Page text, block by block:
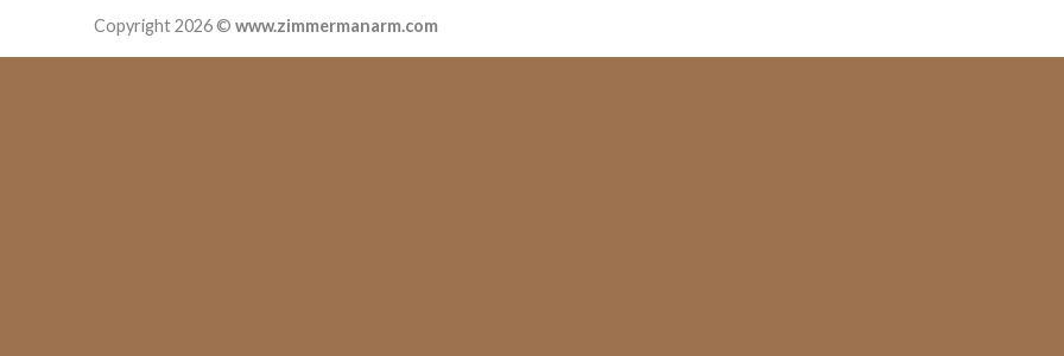
Copyright 2026 © www.zimmermanarm.com